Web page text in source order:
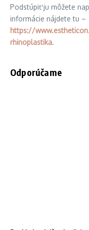
Podstúpiť ju môžete
informácie nájdete tu –
https://
rhinoplastika.
Odporúčame